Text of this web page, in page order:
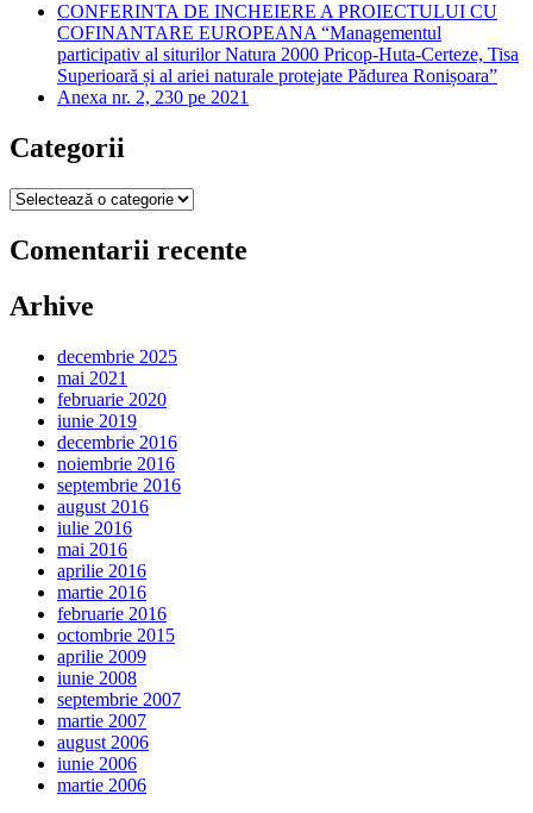
CONFERINTA DE INCHEIERE A PROIECTULUI CU
COFINANTARE EUROPEANA “Managementul
participativ al siturilor Natura 2000 Pricop-Huta-Certeze, Tisa
Superioară și al ariei naturale protejate Pădurea Ronișoara”
Anexa nr. 2, 230 pe 2021
Categorii
Categorii
Comentarii recente
Arhive
decembrie 2025
mai 2021
februarie 2020
iunie 2019
decembrie 2016
noiembrie 2016
septembrie 2016
august 2016
iulie 2016
mai 2016
aprilie 2016
martie 2016
februarie 2016
octombrie 2015
aprilie 2009
iunie 2008
septembrie 2007
martie 2007
august 2006
iunie 2006
martie 2006